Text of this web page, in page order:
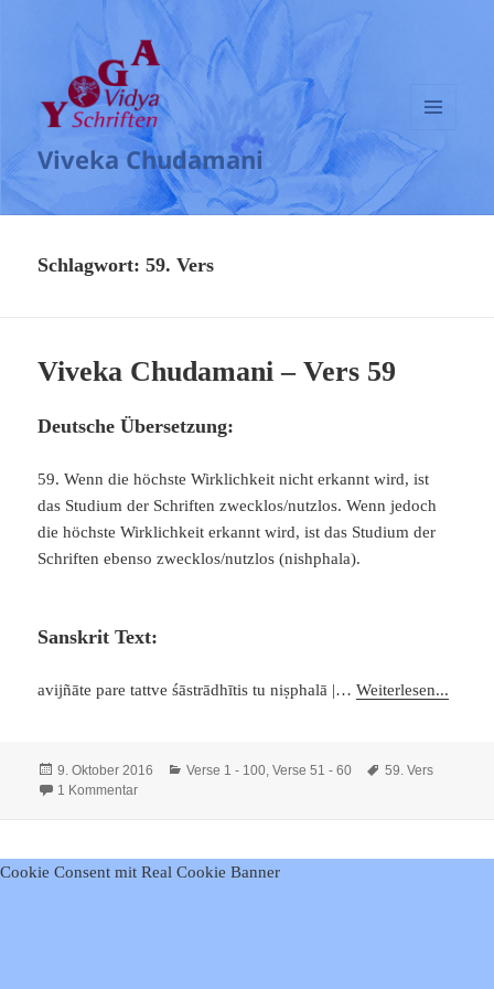
Viveka Chudamani
UND
WIDGETS
Schlagwort:59. Vers
Viveka Chudamani – Vers 59
Deutsche Übersetzung:
59. Wenn die höchste Wirklichkeit nicht erkannt wird, ist
das Studium der Schriften zwecklos/nutzlos. Wenn jedoch
die höchste Wirklichkeit erkannt wird, ist das Studium der
Schriften ebenso zwecklos/nutzlos (nishphala).
Sanskrit Text:
avijñāte pare tattve śāstrādhītis tu niṣphalā |…Weiterlesen...
Veröffentlicht
am
9. Oktober 2016 Kategorien
Verse 1 - 100,Verse 51 - 60 Schlagwörter
59. Vers
1 Kommentarzu Viveka Chudamani – Vers 59
Cookie Consent mit Real Cookie Banner